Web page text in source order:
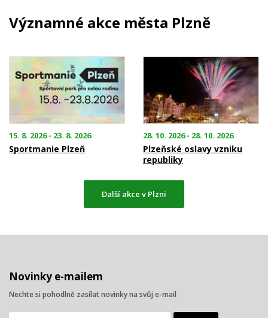
Významné akce města Plzně
15. 8. 2026 - 23. 8. 2026
Sportmanie Plzeň
28. 10. 2026 - 28. 10. 2026
Plzeňské oslavy vzniku
republiky
Další akce v Plzni
Novinky e-mailem
Nechte si pohodlně zasílat novinky na svůj e-mail